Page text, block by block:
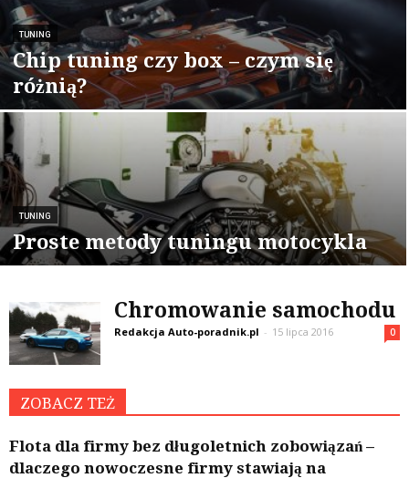
TUNING
Chip tuning czy box – czym się
różnią?
TUNING
Proste metody tuningu motocykla
Chromowanie samochodu
Redakcja Auto-poradnik.pl - 15 lipca 2016 0
ZOBACZ TEŻ
Flota dla firmy bez długoletnich zobowiązań –
dlaczego nowoczesne firmy stawiają na